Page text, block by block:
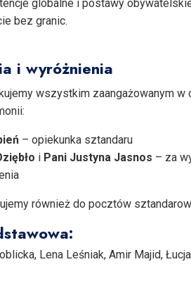
globalne i postawy
bez granic.
i wyróżnienia
wszystkim zaangażowanym
– opiekunka sztandaru
i Pani Justyna Jasnos – za
również do pocztów
Lena Leśniak, Amir Majid,